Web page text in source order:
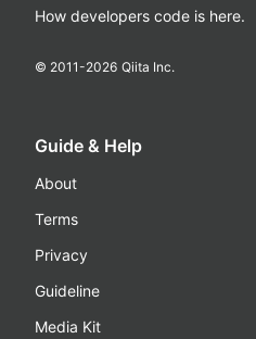
How developers code is here.
© 2011-2026 Qiita Inc.
Guide & Help
About
Terms
Privacy
Guideline
Media Kit